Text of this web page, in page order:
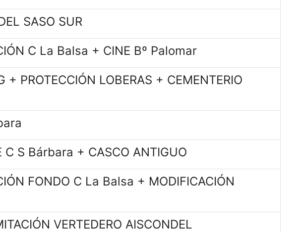
SASO SUR
C La Balsa + CINE Bº Palomar
+ PROTECCIÓN LOBERAS + CEMENTERIO
C S Bárbara + CASCO ANTIGUO
FONDO C La Balsa + MODIFICACIÓN
VERTEDERO AISCONDEL